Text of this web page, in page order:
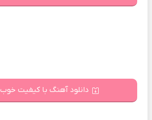
دانلود آهنگ با کیفیت خوب 128